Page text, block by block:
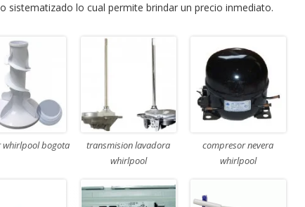
sistematizado lo cual permite brindar un precio inmediato.
whirlpool bogota
transmision lavadora
whirlpool
compresor nevera
whirlpool